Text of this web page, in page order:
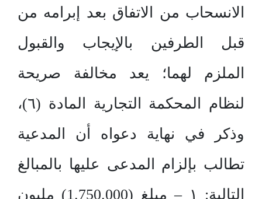
الانسحاب من الاتفاق بعد إبرامه من
قبل الطرفين بالإيجاب والقبول
الملزم لهما؛ يعد مخالفة صريحة
لنظام المحكمة التجارية المادة (٦)،
وذكر في نهاية دعواه أن المدعية
تطالب بإلزام المدعى عليها بالمبالغ
التالية: ١ – مبلغ (1.750.000) مليون